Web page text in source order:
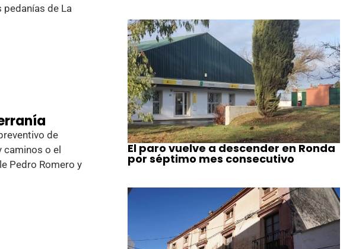
pedanías de La
de
caminos o el
Pedro Romero y
El paro vuelve a descender en Ronda
por séptimo mes consecutivo